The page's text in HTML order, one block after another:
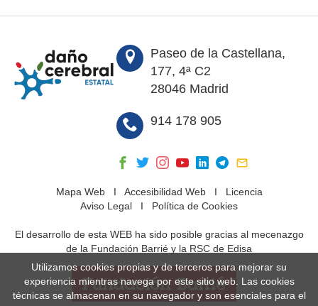
Paseo de la Castellana,
177, 4ª C2
28046 Madrid
914 178 905
Mapa WebI Accesibilidad WebI Licencia
Aviso Legal I Política de Cookies
El desarrollo de esta WEB ha sido posible gracias al mecenazgo
de la Fundación Barrié y la RSC de Edisa
Utilizamos cookies propias y de terceros para mejorar su
experiencia mientras navega por este sitio web. Las cookies
técnicas se almacenan en su navegador y son esenciales para el